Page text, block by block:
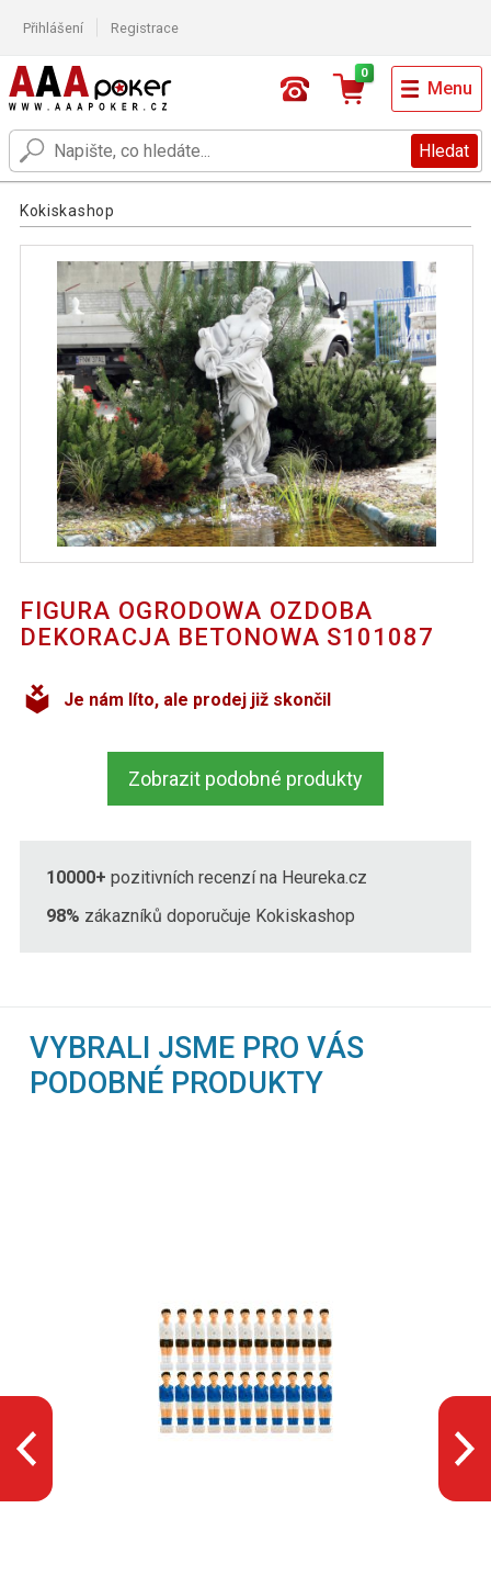
Přihlášení Registrace
Hledat
0
Menu
Kokiskashop
FIGURA OGRODOWA OZDOBA
DEKORACJA BETONOWA S101087
Je nám líto, ale prodej již skončil
Zobrazit podobné produkty
10000+ pozitivních recenzí na Heureka.cz
98% zákazníků doporučuje Kokiskashop
VYBRALI JSME PRO VÁS
PODOBNÉ PRODUKTY